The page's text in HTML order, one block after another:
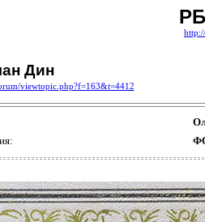
Дин
viewtopic.php?f=163&t=4412